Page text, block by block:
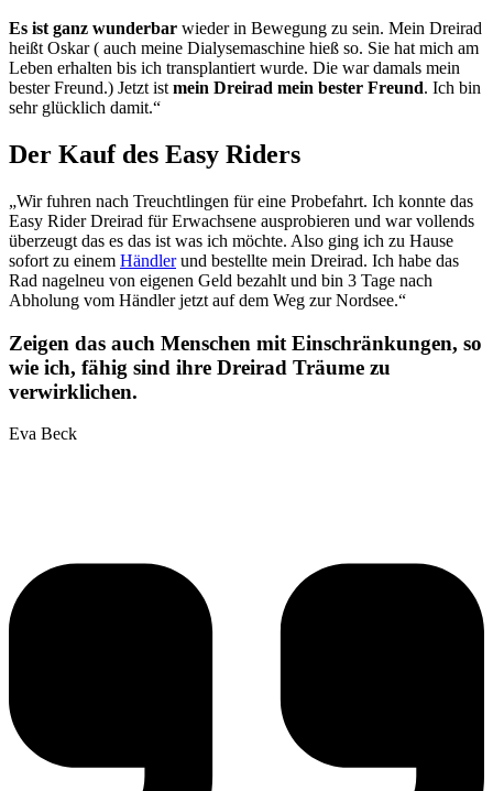
Es ist ganz wunderbar wieder in Bewegung zu sein. Mein Dreirad
heißt Oskar ( auch meine Dialysemaschine hieß so. Sie hat mich am
Leben erhalten bis ich transplantiert wurde. Die war damals mein
bester Freund.) Jetzt ist mein Dreirad mein bester Freund. Ich bin
sehr glücklich damit.“
Der Kauf des Easy Riders
„Wir fuhren nach Treuchtlingen für eine Probefahrt. Ich konnte das
Easy Rider Dreirad für Erwachsene ausprobieren und war vollends
überzeugt das es das ist was ich möchte. Also ging ich zu Hause
sofort zu einem Händlerund bestellte mein Dreirad. Ich habe das
Rad nagelneu von eigenen Geld bezahlt und bin 3 Tage nach
Abholung vom Händler jetzt auf dem Weg zur Nordsee.“
Zeigen das auch Menschen mit Einschränkungen, so
wie ich, fähig sind ihre Dreirad Träume zu
verwirklichen.
Eva Beck